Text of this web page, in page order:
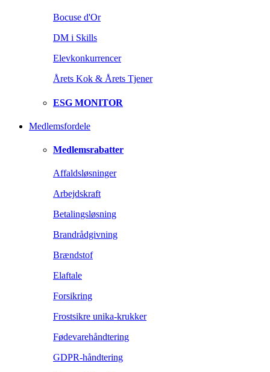
Bocuse d'Or
DM i Skills
Elevkonkurrencer
Årets Kok & Årets Tjener
ESG MONITOR
Medlemsfordele
Medlemsrabatter
Affaldsløsninger
Arbejdskraft
Betalingsløsning
Brandrådgivning
Brændstof
Elaftale
Forsikring
Frostsikre unika-krukker
Fødevarehåndtering
GDPR-håndtering